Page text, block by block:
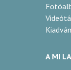
A MI